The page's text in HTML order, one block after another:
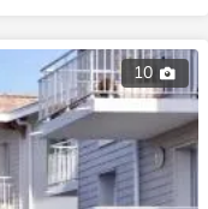
10